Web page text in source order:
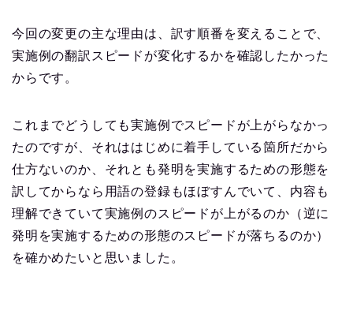
今回の変更の主な理由は、訳す順番を変えることで、
実施例の翻訳スピードが変化するかを確認したかった
からです。
これまでどうしても実施例でスピードが上がらなかっ
たのですが、それははじめに着手している箇所だから
仕方ないのか、それとも発明を実施するための形態を
訳してからなら用語の登録もほぼすんでいて、内容も
理解できていて実施例のスピードが上がるのか（逆に
発明を実施するための形態のスピードが落ちるのか）
を確かめたいと思いました。